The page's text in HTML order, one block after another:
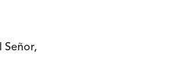
Señor,